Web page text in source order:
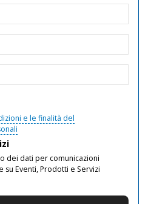
e le finalità del
dei dati per comunicazioni
Eventi, Prodotti e Servizi